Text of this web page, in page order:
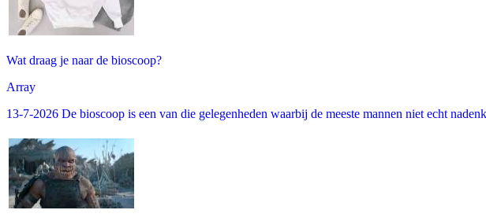
Wat draag je naar de bioscoop?
Array
13-7-2026 De bioscoop is een van die gelegenheden waarbij de meeste mannen niet echt